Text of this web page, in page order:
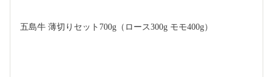
五島牛 薄切りセット700g（ロース300g モモ400g）